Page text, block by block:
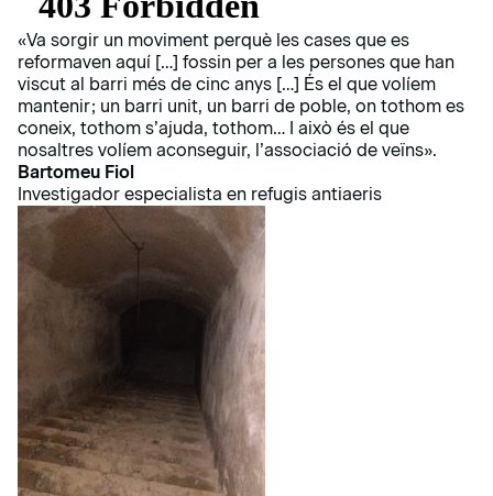
«Va sorgir un moviment perquè les cases que es
reformaven aquí […] fossin per a les persones que han
viscut al barri més de cinc anys […] És el que volíem
mantenir; un barri unit, un barri de poble, on tothom es
coneix, tothom s’ajuda, tothom… I això és el que
nosaltres volíem aconseguir, l’associació de veïns».
Bartomeu Fiol
Investigador especialista en refugis antiaeris